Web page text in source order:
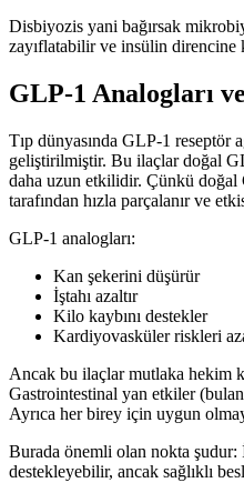
Disbiyozis yani bağırsak
zayıflatabilir ve insülin direncine
GLP-1 Analogları
Tıp dünyasında GLP-1 reseptör
geliştirilmiştir. Bu ilaçlar doğal
daha uzun etkilidir. Çünkü
tarafından hızla parçalanır ve
GLP-1 analogları:
Kan şekerini düşürür
İştahı azaltır
Kilo kaybını destekler
Kardiyovasküler riskleri
Ancak bu ilaçlar mutlaka hekim
Gastrointestinal yan etkiler
Ayrıca her birey için uygun
Burada önemli olan nokta şudur:
destekleyebilir, ancak sağlıklı